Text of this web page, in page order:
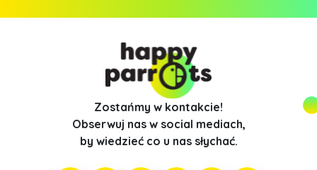
Zostańmy w kontakcie!
Obserwuj nas w social mediach,
by wiedzieć co u nas słychać.